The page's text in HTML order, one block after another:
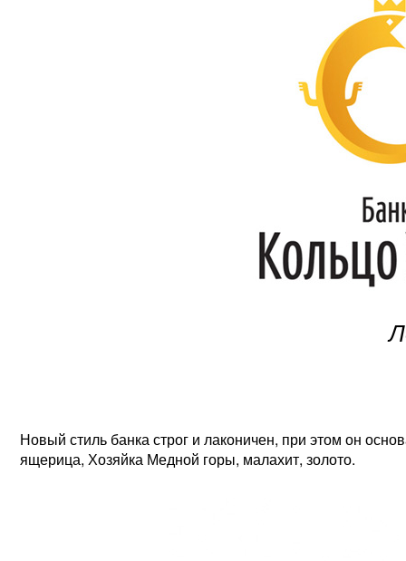
Новый стиль банка строг и лаконичен, при этом он
ящерица, Хозяйка Медной горы, малахит, золото.